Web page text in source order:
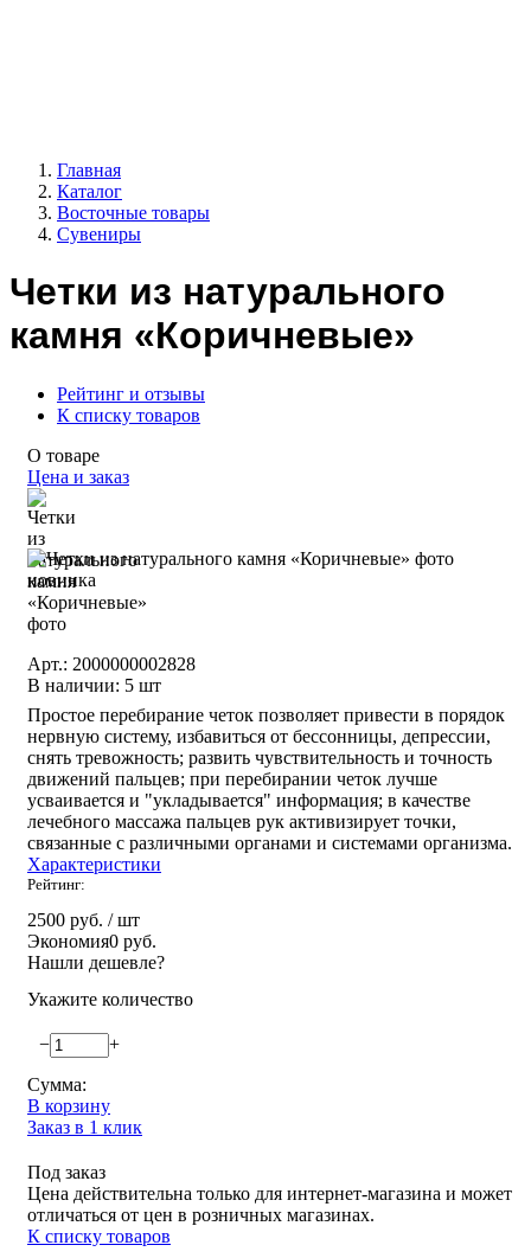
Главная
Каталог
Восточные товары
Сувениры
Четки из натурального
камня «Коричневые»
Рейтинг и отзывы
К списку товаров
О товаре
Цена и заказ
новинка
Арт.: 2000000002828
В наличии: 5 шт
Простое перебирание четок позволяет привести в порядок
нервную систему, избавиться от бессонницы, депрессии,
снять тревожность; развить чувствительность и точность
движений пальцев; при перебирании четок лучше
усваивается и "укладывается" информация; в качестве
лечебного массажа пальцев рук активизирует точки,
связанные с различными органами и системами организма.
Характеристики
Рейтинг:
2500 руб. / шт
Экономия0 руб.
Нашли дешевле?
Укажите количество
−
+
Сумма:
В корзину
Заказ в 1 клик
Под заказ
Цена действительна только для интернет-магазина и может
отличаться от цен в розничных магазинах.
К списку товаров